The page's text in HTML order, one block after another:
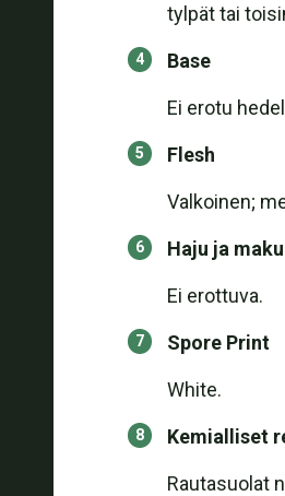
tylpät tai
Base
Ei erotu
Flesh
Valkoinen;
Haju ja maku
Ei erottuva.
Spore Print
White.
Kemialliset
Rautasuolat